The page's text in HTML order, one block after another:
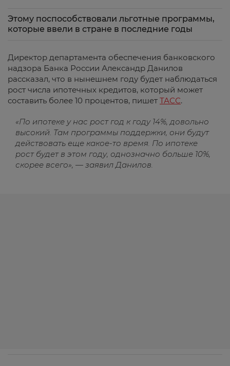
Этому поспособствовали льготные программы,
которые ввели в стране в последние годы
Директор департамента обеспечения банковского
надзора Банка России Александр Данилов
рассказал, что в нынешнем году будет наблюдаться
рост числа ипотечных кредитов, который может
составить более 10 процентов, пишет ТАСС.
«По ипотеке у нас рост год к году 14%, довольно
высокий. Там программы поддержки, они будут
действовать еще какое-то время. По ипотеке
рост будет в этом году, однозначно больше 10%,
скорее всего», — заявил Данилов.